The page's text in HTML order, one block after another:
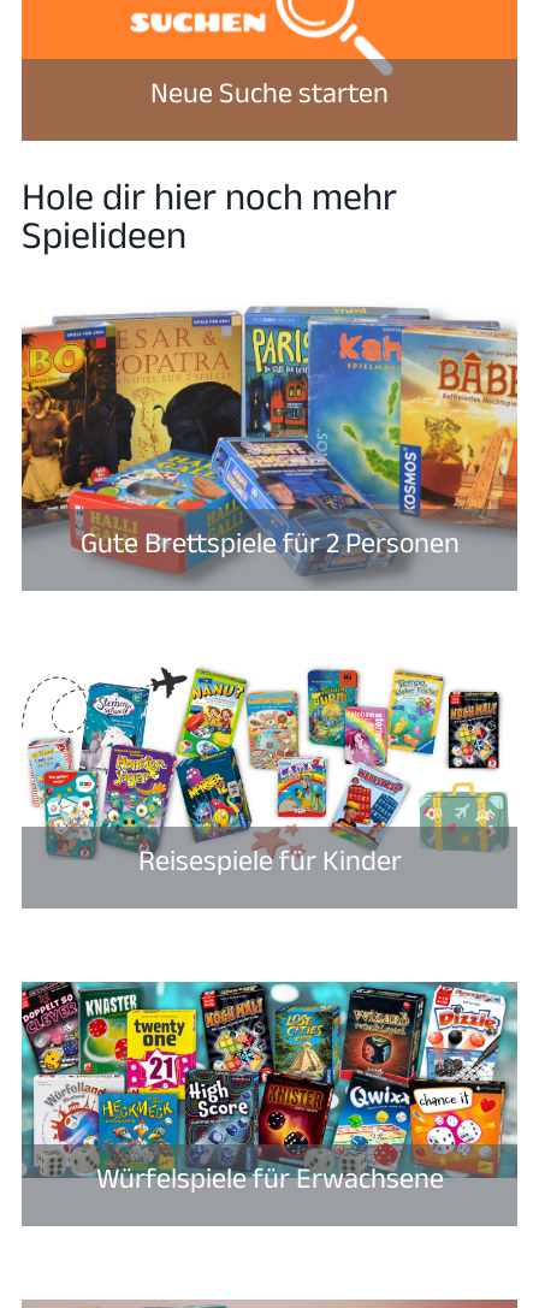
Neue Suche starten
Hole dir hier noch mehr
Spielideen
Gute Brettspiele für 2 Personen​
Reisespiele für Kinder
Würfelspiele für Erwachsene